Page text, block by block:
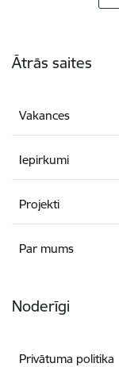
Ātrās saites
Vakances
Iepirkumi
Projekti
Par mums
Noderīgi
Privātuma politika